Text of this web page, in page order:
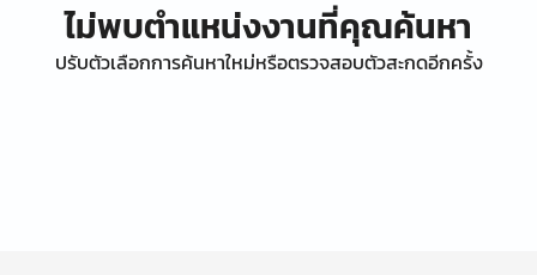
ไม่พบตำแหน่งงานที่คุณค้นหา
ปรับตัวเลือกการค้นหาใหม่หรือตรวจสอบตัวสะกดอีกครั้ง